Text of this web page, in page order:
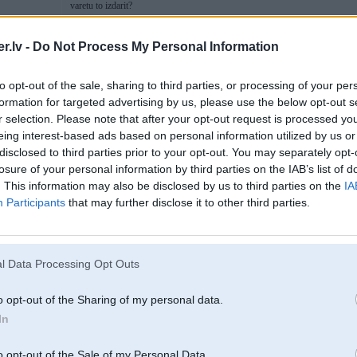
- Do Not Process My Personal Information
opt-out of the sale, sharing to third parties, or processing of your
for targeted advertising by us, please use the below opt-out
selection. Please note that after your opt-out request is processed
interest-based ads based on personal information utilized by us
to third parties prior to your opt-out. You may separately
of your personal information by third parties on the IAB’s list of
This information may also be disclosed by us to third parties on the
Participants that may further disclose it to other third parties.
Data Processing Opt Outs
opt-out of the Sharing of my personal data.
opt-out of the Sale of my Personal Data.
varetu to izdarit?
dīleris nav opcija? Vai arī tiek meklēts, ka tik lētāk?
12. Jul 2022, 15:23
lukturiem lv esi interesējies? Vismaz citiem modeļiem viņi šādas lietas ir